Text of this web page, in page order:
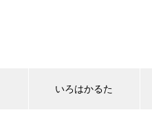
いろはかるた